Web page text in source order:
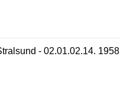
- 02.01.02.14. 1958